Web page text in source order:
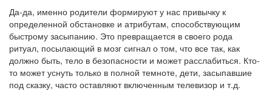
Да-да, именно родители формируют у нас привычку к
определенной обстановке и атрибутам, способствующим
быстрому засыпанию. Это превращается в своего рода
ритуал, посылающий в мозг сигнал о том, что все так, как
должно быть, тело в безопасности и может расслабиться. Кто-
то может уснуть только в полной темноте, дети, засыпавшие
под сказку, часто оставляют включенным телевизор и т.д.